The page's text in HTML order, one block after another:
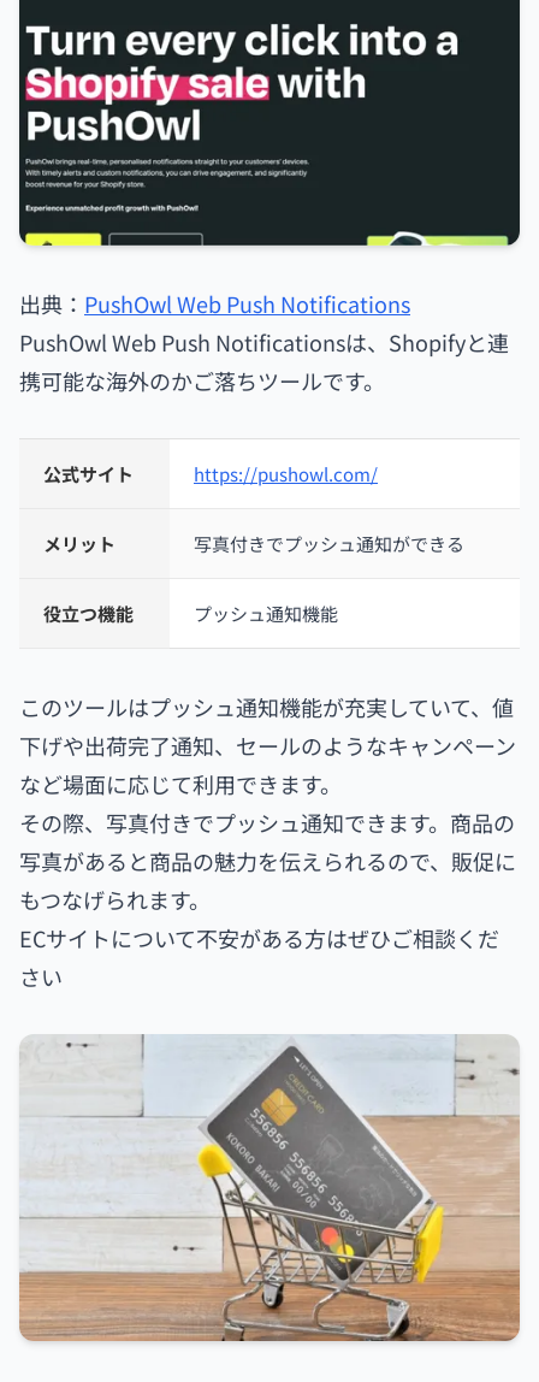
出典： PushOwl Web Push Notifications
PushOwl Web Push Notificationsは、Shopifyと連
携可能な海外のかご落ちツールです。
公式サイト https://pushowl.com/
メリット 写真付きでプッシュ通知ができる
役立つ機能 プッシュ通知機能
このツールはプッシュ通知機能が充実していて、値
下げや出荷完了通知、セールのようなキャンペーン
など場面に応じて利用できます。
その際、写真付きでプッシュ通知できます。商品の
写真があると商品の魅力を伝えられるので、販促に
もつなげられます。
ECサイトについて不安がある方はぜひご相談くだ
さい